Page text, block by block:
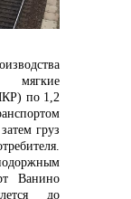
мягкие
по 1,2
груз
Ванино
до